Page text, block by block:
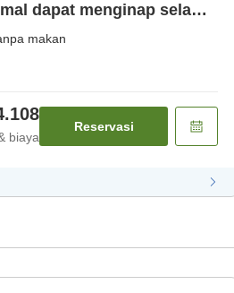
dapat menginap selama
makan
biaya
Reservasi